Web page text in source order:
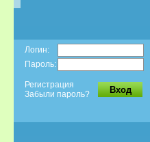
Логин:
Пароль:
Регистрация
Забыли пароль?
Вход